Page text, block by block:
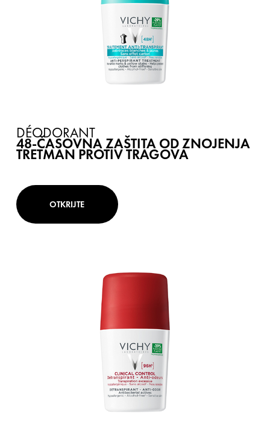
DÉODORANT
48-ČASOVNA ZAŠTITA OD ZNOJENJA
TRETMAN PROTIV TRAGOVA
OTKRIJTE